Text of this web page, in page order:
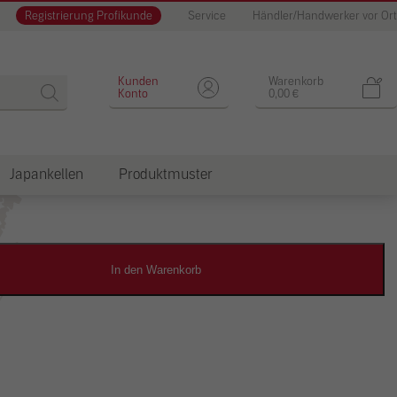
Registrierung Profikunde Service Händler/Handwerker vor Ort
Warenkorb
0,00 €
Kunden
Konto
Japankellen Produktmuster
Designputz
In den Warenkorb